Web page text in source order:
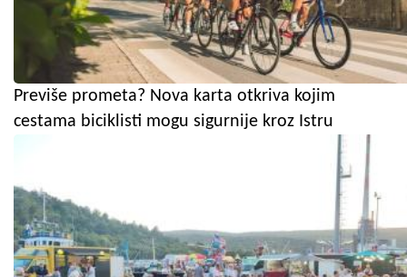
Previše prometa? Nova karta otkriva kojim
cestama biciklisti mogu sigurnije kroz Istru